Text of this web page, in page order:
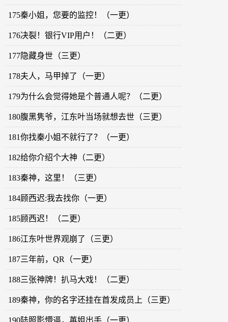
175秦小姐，您要的监控！（一更）
176决裂！银行VIP用户！（二更）
177隐藏身世（三更）
178夫人，马甲掉了（一更）
179为什么会觉得她是个普通人呢？（二更）
180腹黑隽爷，江东叶当场就想去世（三更）
181你找秦小姐不就行了？（一更）
182给你介绍个大神（二更）
183秦神，这里！（三更）
184顾西迟:我去找你（一更）
185顾西迟！（二更）
186江东叶世界观崩了（三更）
187三年前，QR（一更）
188三张神牌！扒马大戏！（二更）
189秦神，你的名字还挂在首发成员上（三更）